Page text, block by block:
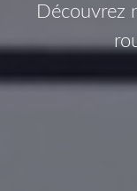
Découvrez